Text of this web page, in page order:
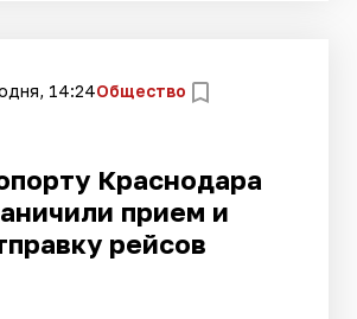
14:24Общество
Краснодара
прием и
рейсов